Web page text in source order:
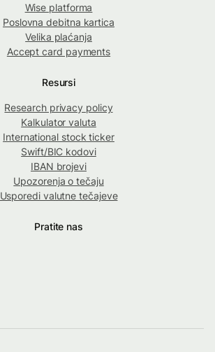
Wise platforma
Poslovna debitna kartica
Velika plaćanja
Accept card payments
Resursi
Research privacy policy
Kalkulator valuta
International stock ticker
Swift/BIC kodovi
IBAN brojevi
Upozorenja o tečaju
Usporedi valutne tečajeve
Pratite nas